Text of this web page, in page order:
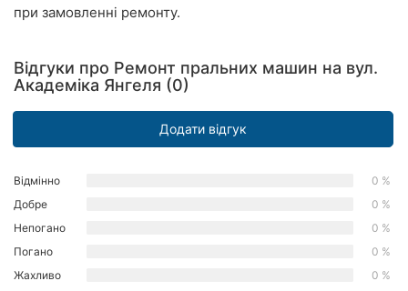
Запоріжжя
Дніпро
Львів
Кривий
Ріг
Херсон
при замовленні ремонту.
Відгуки про Ремонт пральних машин на вул.
Академіка Янгеля (0)
Додати відгук
Відмінно
0 %
Добре
0 %
Непогано
0 %
Погано
0 %
Жахливо
0 %